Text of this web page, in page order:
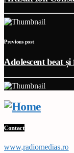
Previous post
Adolescent beat
Contact
www,radiomedias.ro